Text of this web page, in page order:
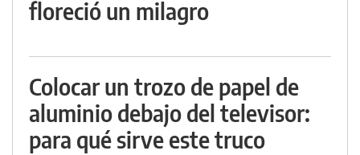
floreció un milagro
Colocar un trozo de papel de
aluminio debajo del televisor:
para qué sirve este truco